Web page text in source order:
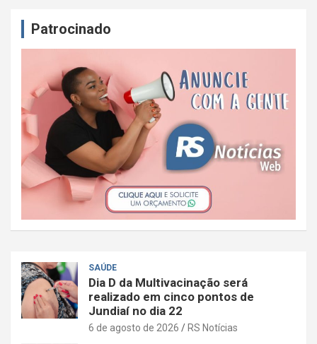
Patrocinado
SAÚDE
Dia D da Multivacinação será
realizado em cinco pontos de
Jundiaí no dia 22
6 de agosto de 2026 RS Notícias